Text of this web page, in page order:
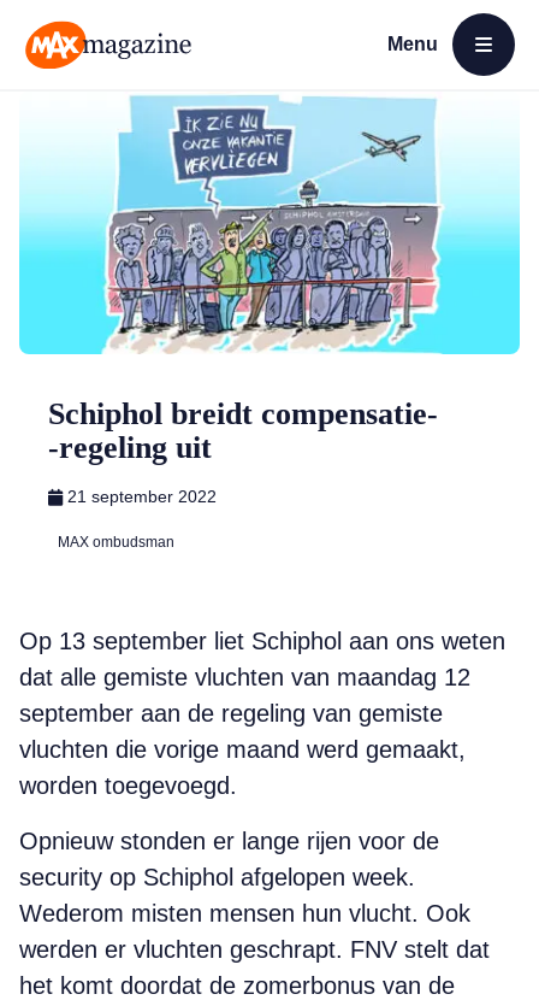
Menu
Open menu
Schiphol breidt compensatie­
‑regeling uit
21 september 2022
MAX ombudsman
Op 13 september liet Schiphol aan ons weten
dat alle gemiste vluchten van maandag 12
september aan de regeling van gemiste
vluchten die vorige maand werd gemaakt,
worden toegevoegd.
Opnieuw stonden er lange rijen voor de
security op Schiphol afgelopen week.
Wederom misten mensen hun vlucht. Ook
werden er vluchten geschrapt. FNV stelt dat
het komt doordat de zomerbonus van de